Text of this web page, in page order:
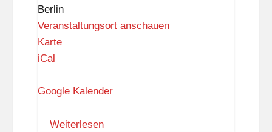
Berlin
Veranstaltungsort anschauen
KarteF
u
S
iCal
Google Kalender
Weiterlesen